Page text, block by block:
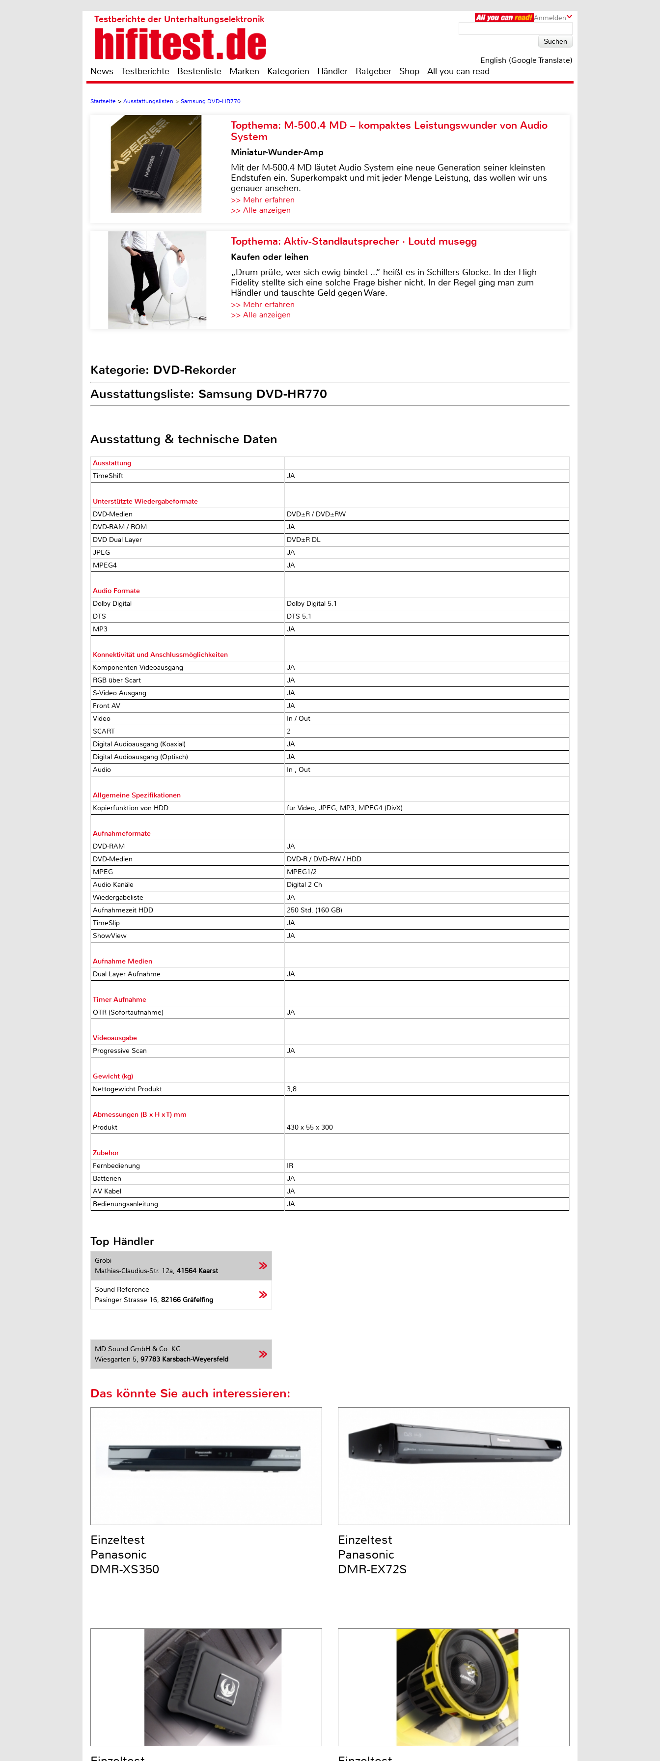
Anmelden
Testberichte der Unterhaltungselektronik
English (Google Translate)
News Testberichte Bestenliste Marken Kategorien Händler Ratgeber Shop All you can read
Startseite > Ausstattungslisten > Samsung DVD-HR770
Topthema: M-500.4 MD – kompaktes Leistungswunder von Audio
System
Miniatur-Wunder-Amp
Mit der M-500.4 MD läutet Audio System eine neue Generation seiner kleinsten
Endstufen ein. Superkompakt und mit jeder Menge Leistung, das wollen wir uns
genauer ansehen.
>> Mehr erfahren
>> Alle anzeigen
Topthema: Aktiv-Standlautsprecher · Loutd musegg
Kaufen oder leihen
„Drum prüfe, wer sich ewig bindet ...“ heißt es in Schillers Glocke. In der High
Fidelity stellte sich eine solche Frage bisher nicht. In der Regel ging man zum
Händler und tauschte Geld gegen Ware.
>> Mehr erfahren
>> Alle anzeigen
Kategorie: DVD-Rekorder
Ausstattungsliste: Samsung DVD-HR770
Ausstattung & technische Daten
Ausstattung
TimeShift
JA
Unterstützte Wiedergabeformate
DVD-Medien
DVD±R / DVD±RW
DVD-RAM / ROM
JA
DVD Dual Layer
DVD±R DL
JPEG
JA
MPEG4
JA
Audio Formate
Dolby Digital
Dolby Digital 5.1
DTS
DTS 5.1
MP3
JA
Konnektivität und Anschlussmöglichkeiten
Komponenten-Videoausgang
JA
RGB über Scart
JA
S-Video Ausgang
JA
Front AV
JA
Video
In / Out
SCART
2
Digital Audioausgang (Koaxial)
JA
Digital Audioausgang (Optisch)
JA
Audio
In , Out
Allgemeine Spezifikationen
Kopierfunktion von HDD
für Video, JPEG, MP3, MPEG4 (DivX)
Aufnahmeformate
DVD-RAM
JA
DVD-Medien
DVD-R / DVD-RW / HDD
MPEG
MPEG1/2
Audio Kanäle
Digital 2 Ch
Wiedergabeliste
JA
Aufnahmezeit HDD
250 Std. (160 GB)
TimeSlip
JA
ShowView
JA
Aufnahme Medien
Dual Layer Aufnahme
JA
Timer Aufnahme
OTR (Sofortaufnahme)
JA
Videoausgabe
Progressive Scan
JA
Gewicht (kg)
Nettogewicht Produkt
3,8
Abmessungen (B x H x T) mm
Produkt
430 x 55 x 300
Zubehör
Fernbedienung
IR
Batterien
JA
AV Kabel
JA
Bedienungsanleitung
JA
Top Händler
Grobi
Mathias-Claudius-Str. 12a, 41564 Kaarst
Sound Reference
Pasinger Strasse 16, 82166 Gräfelfing
MD Sound GmbH & Co. KG
Wiesgarten 5, 97783 Karsbach-Weyersfeld
Das könnte Sie auch interessieren:
Einzeltest
Panasonic
DMR-XS350
Einzeltest
Panasonic
DMR-EX72S